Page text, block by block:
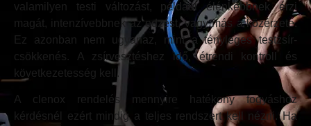
valamilyen testi változást, például élénkebbnek érzi
magát, intenzívebbnek az edzést, vagy más a közérzete.
Ez azonban nem ugyanaz, mint a tényleges testzsír-
csökkenés. A zsírvesztéshez idő, étrendi kontroll és
következetesség kell.
A clenox rendelés mennyire hatékony fogyáshoz
kérdésnél ezért mindig a teljes rendszert kell nézni. Ha